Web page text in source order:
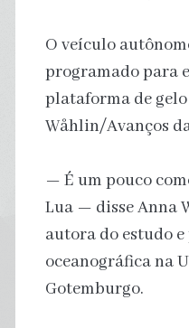
O veículo
programado para
plataforma de
Wåhlin/Avanços
— É um pouco
Lua — disse Anna
autora do estudo
oceanográfica na
Gotemburgo.